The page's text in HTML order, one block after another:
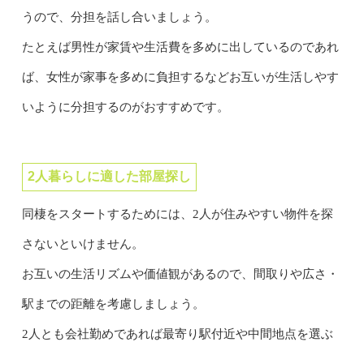
うので、分担を話し合いましょう。
たとえば男性が家賃や生活費を多めに出しているのであれ
ば、女性が家事を多めに負担するなどお互いが生活しやす
いように分担するのがおすすめです。
2人暮らしに適した部屋探し
同棲をスタートするためには、2人が住みやすい物件を探
さないといけません。
お互いの生活リズムや価値観があるので、間取りや広さ・
駅までの距離を考慮しましょう。
2人とも会社勤めであれば最寄り駅付近や中間地点を選ぶ